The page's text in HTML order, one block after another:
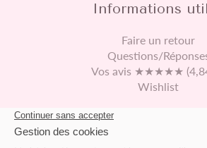
Continuez vos
Informations
Faire un retour
Questions/
Vos avis ★★★★★
Wishlist